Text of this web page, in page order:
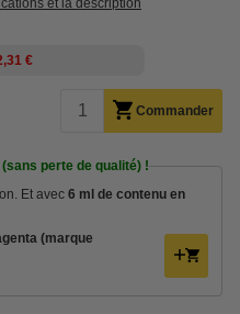
et la description
€
Commander
perte de qualité) !
Et avec 6 ml de contenu en
(marque